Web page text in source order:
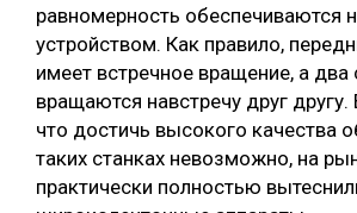
равномерность обеспечиваются
устройством. Как правило,
имеет встречное вращение, а
вращаются навстречу друг другу.
что достичь высокого качества
таких станках невозможно, на
практически полностью